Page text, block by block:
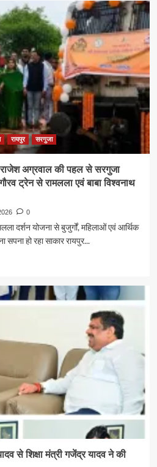
रायपुर सरगुजा
राजेश अग्रवाल की पहल से सरगुजा
ट्रेन से रामलला एवं बाबा विश्वनाथ
0
दर्शन योजना से बुजुर्गों, महिलाओं एवं आर्थिक
सपना हो रहा साकार रायपुर...
से शिक्षा मंत्री गजेंद्र यादव ने की